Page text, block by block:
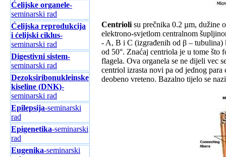
Ćelijske organele-
seminarski rad
Ćelijska reprodukcija
i ćelijski ciklus-
seminarski rad
Digestivni sistem-
seminarski rad
Dezoksiribonukleinske
kiseline (DNK)-
seminarski rad
Epilepsija-seminarski
rad
Epigenetika-seminarski
rad
Eugenika-seminarski
Centrioli su prečnika 0.2 µm, dužine
elektrono-svjetlom centralnom
- A, B i C (izgrađenih od β – tubulina)
od 50°. Znaćaj centriola je u tome što
flagela. Ova organela se ne dijeli vec
centriol izrasta novi pa od jednog
deobeno vreteno. Bazalno tijelo se